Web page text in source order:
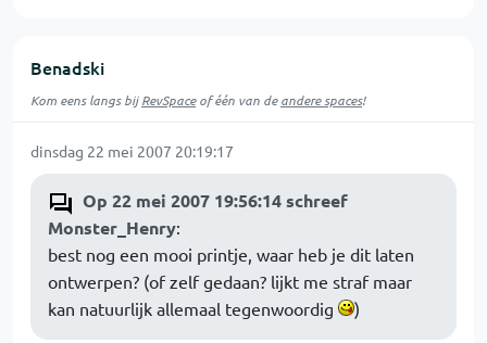
Benadski
Kom eens langs bijRevSpaceof één van deandere spaces!
dinsdag 22 mei 2007 20:19:17
Op 22 mei 2007 19:56:14 schreef
Monster_Henry:
best nog een mooi printje, waar heb je dit laten
ontwerpen? (of zelf gedaan? lijkt me straf maar
kan natuurlijk allemaal tegenwoordig
)